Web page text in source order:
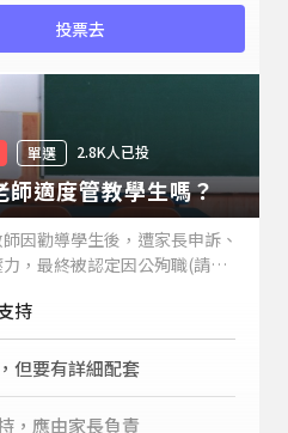
投票去
單選 2.8K人已投
師適度管教學生嗎？
因勸導學生後，遭家長申訴、
，最終被認定因公殉職(請見
度管教學生嗎？
持
但要有詳細配套
，應由家長負責